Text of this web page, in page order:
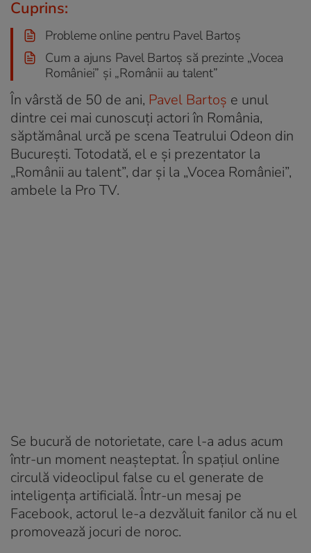
Cuprins:
Probleme online pentru Pavel Bartoș
Cum a ajuns Pavel Bartoș să prezinte „Vocea
României” și „Românii au talent”
În vârstă de 50 de ani, Pavel Bartoș e unul
dintre cei mai cunoscuți actori în România,
săptămânal urcă pe scena Teatrului Odeon din
București. Totodată, el e și prezentator la
„Românii au talent”, dar și la „Vocea României”,
ambele la Pro TV.
Se bucură de notorietate, care l-a adus acum
într-un moment neașteptat. În spațiul online
circulă videoclipul false cu el generate de
inteligența artificială. Într-un mesaj pe
Facebook, actorul le-a dezvăluit fanilor că nu el
promovează jocuri de noroc.